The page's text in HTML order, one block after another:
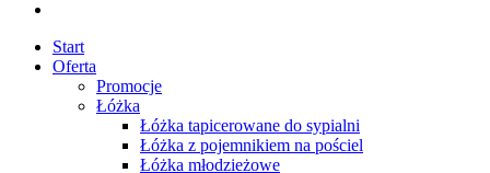
Start
Oferta
Promocje
Łóżka
Łóżka tapicerowane do sypialni
Łóżka z pojemnikiem na pościel
Łóżka młodzieżowe